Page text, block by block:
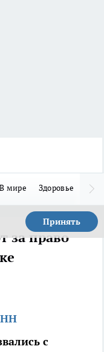
В мире Здоровье
Принять
за право
НН
с